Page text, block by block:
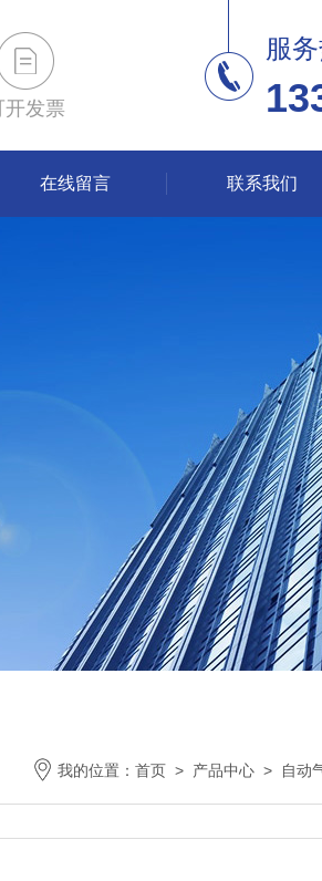
开发票
服务
在线留言 联系我们
我的位置： 首页 > 产品中心 > 自动